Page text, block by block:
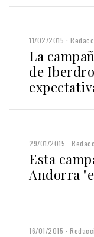
11/02/2015
La
de
29/01/2015
Esta
Andorra
16/01/2015